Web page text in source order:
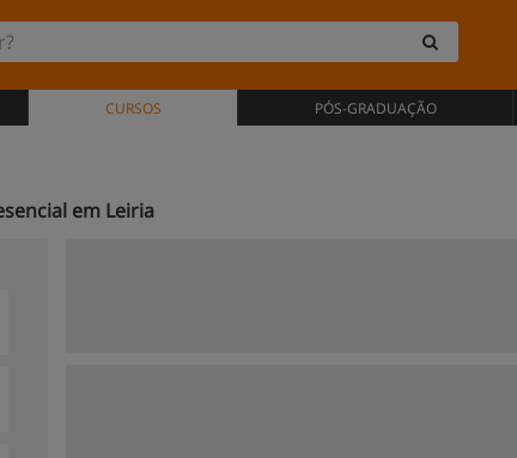
CURSOS PÓS-GRADUAÇÃO
em Leiria